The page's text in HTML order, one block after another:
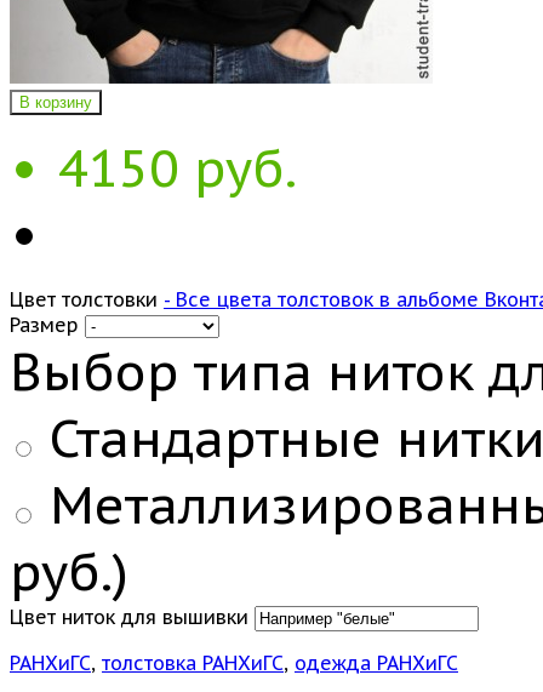
В корзину
4150 руб.
Цвет толстовки - Все цвета толстовок в альбоме
Размер
Выбор типа ниток
Стандартные
руб.)
Цвет ниток для вышивки
РАНХиГС, толстовка РАНХиГС, одежда РАНХиГС